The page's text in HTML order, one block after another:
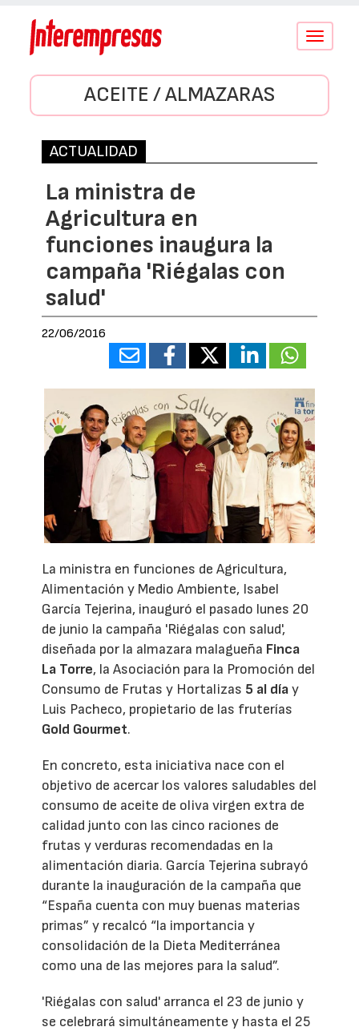
Conmutar
ACEITE / ALMAZARAS
ACTUALIDAD
La ministra de
Agricultura en
funciones inaugura la
campaña 'Riégalas con
salud'
22/06/2016
La ministra en funciones de Agricultura,
Alimentación y Medio Ambiente, Isabel
García Tejerina, inauguró el pasado lunes 20
de junio la campaña 'Riégalas con salud',
diseñada por la almazara malagueña Finca
La Torre, la Asociación para la Promoción del
Consumo de Frutas y Hortalizas 5 al díay
Luis Pacheco, propietario de las fruterías
Gold Gourmet.
En concreto, esta iniciativa nace con el
objetivo de acercar los valores saludables del
consumo de aceite de oliva virgen extra de
calidad junto con las cinco raciones de
frutas y verduras recomendadas en la
alimentación diaria. García Tejerina subrayó
durante la inauguración de la campaña que
“España cuenta con muy buenas materias
primas” y recalcó “la importancia y
consolidación de la Dieta Mediterránea
como una de las mejores para la salud”.
'Riégalas con salud' arranca el 23 de junio y
se celebrará simultáneamente y hasta el 25